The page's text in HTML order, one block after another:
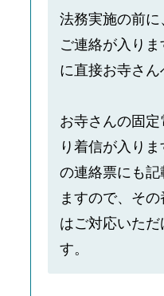
法務実施の前
ご連絡が入り
に直接お寺さん
お寺さんの固
り着信が入り
の連絡票にも記
ますので、そ
はご対応いた
す。